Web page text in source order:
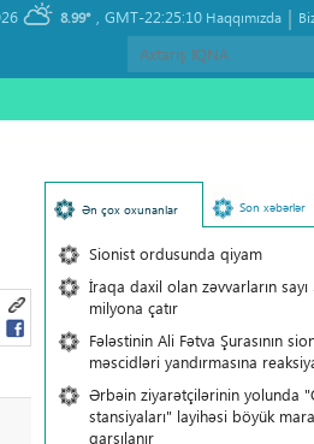
GMT-22:25:10
8.99° |
Haqqımızda
Ən çox oxunanlar Son xəbərlər
Sionist ordusunda qiyam
İraqa daxil olan zəvvarların sayı
milyona çatır
Fələstinin Ali Fətva Şurasının
məscidləri yandırmasına
Ərbəin ziyarətçilərinin yolunda
stansiyaları" layihəsi böyük
qarşılanır